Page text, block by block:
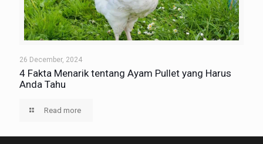
26 December, 2024
4 Fakta Menarik tentang Ayam Pullet yang Harus
Anda Tahu
Read more